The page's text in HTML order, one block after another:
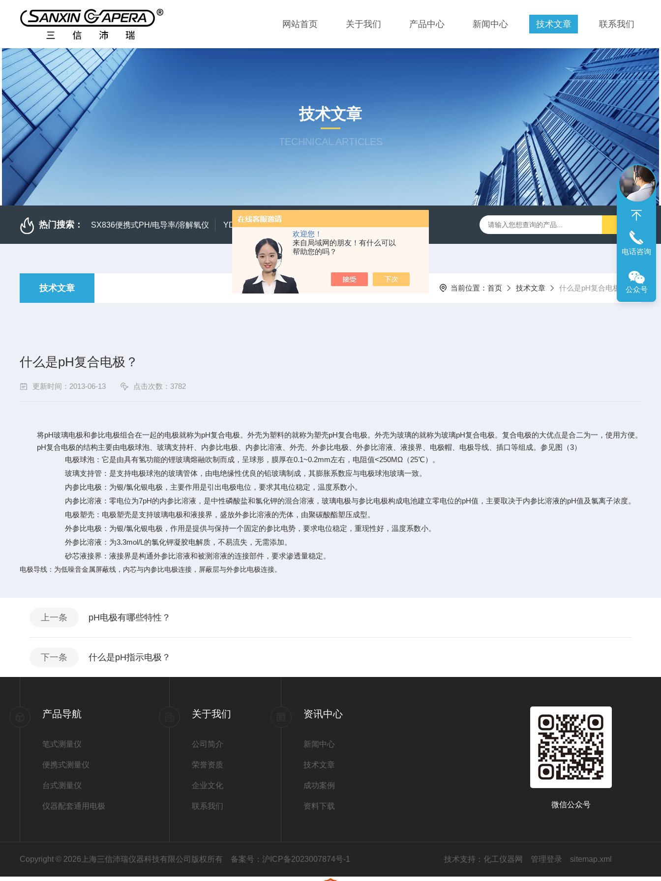
欢迎您！
来自局域网的朋友！有什么可以
帮助您的吗？
网站首页 关于我们 产品中心 新闻中心 技术文章 联系我们
技术文章
TECHNICAL ARTICLES
热门搜索： SX836便携式PH/电导率/溶解氧仪 YD300便携式水质硬度仪 CL200笔式余氯计 SX716便携式溶解氧仪
技术文章 当前位置： 首页 技术文章 什么是pH复合电极？
什么是pH复合电极？
更新时间：2013-06-13 点击次数：3782
将pH玻璃电极和参比电极组合在一起的电极就称为pH复合电极。外壳为塑料的就称为塑壳pH复合电极。外壳为玻璃的就称为玻璃pH复合电极。复合电极的大优点是合二为一，使用方便。
pH复合电极的结构主要由电极球泡、玻璃支持杆、内参比电极、内参比溶液、外壳、外参比电极、外参比溶液、液接界、电极帽、电极导线、插口等组成。参见图（3）
电极球泡：它是由具有氢功能的锂玻璃熔融吹制而成，呈球形，膜厚在0.1~0.2mm左右，电阻值<250MΩ（25℃）。
玻璃支持管：是支持电极球泡的玻璃管体，由电绝缘性优良的铅玻璃制成，其膨胀系数应与电极球泡玻璃一致。
内参比电极：为银/氯化银电极，主要作用是引出电极电位，要求其电位稳定，温度系数小。
内参比溶液：零电位为7pH的内参比溶液，是中性磷酸盐和氯化钾的混合溶液，玻璃电极与参比电极构成电池建立零电位的pH值，主要取决于内参比溶液的pH值及氯离子浓度。
电极塑壳：电极塑壳是支持玻璃电极和液接界，盛放外参比溶液的壳体，由聚碳酸酯塑压成型。
外参比电极：为银/氯化银电极，作用是提供与保持一个固定的参比电势，要求电位稳定，重现性好，温度系数小。
外参比溶液：为3.3mol/L的氯化钾凝胶电解质，不易流失，无需添加。
砂芯液接界：液接界是构通外参比溶液和被测溶液的连接部件，要求渗透量稳定。
电极导线：为低噪音金属屏蔽线，内芯与内参比电极连接，屏蔽层与外参比电极连接。
上一条 pH电极有哪些特性？
下一条 什么是pH指示电极？
产品导航
笔式测量仪
便携式测量仪
台式测量仪
仪器配套通用电极
关于我们
公司简介
荣誉资质
企业文化
联系我们
资讯中心
新闻中心
技术文章
成功案例
资料下载 微信公众号
Copyright © 2026上海三信沛瑞仪器科技有限公司版权所有 备案号：沪ICP备2023007874号-1 技术支持： 化工仪器网 管理登录 sitemap.xml
电话咨询
公众号